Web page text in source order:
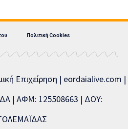
Πολιτική Cookies
Επιχείρηση | eordaialive.com |
| ΑΦΜ: 125508663 | ΔΟΥ: